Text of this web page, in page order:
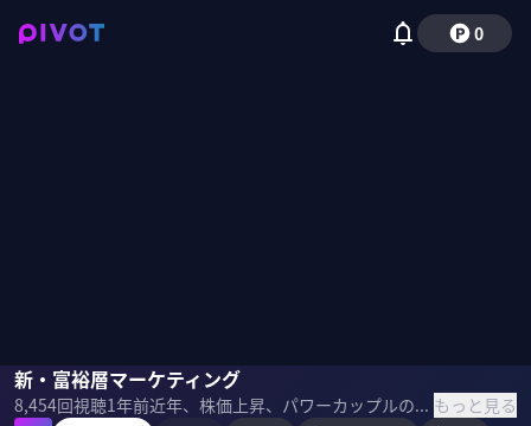
0
新・富裕層マーケティング
8,454回視聴1年前 近年、株価上昇、パワーカップルの増加などにより急増している新富裕層。新しい富裕層はどのような人たちなのか？どんな価値観を持っているのか？新富裕層向けマーケティングの示唆を含めて、博報堂富裕層マーケティングラボの三宅大介氏に聞いた。 もっと見る
三宅大介佐々木紀彦